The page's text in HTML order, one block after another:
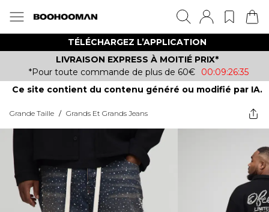
TÉLÉCHARGEZ L’APPLICATION
LIVRAISON EXPRESS À MOITIÉ PRIX*
*Pour toute commande de plus de 60€
00:09:26:35
Ce site contient du contenu généré ou modifié par IA.
Grande Taille / Grands Et Grands Jeans